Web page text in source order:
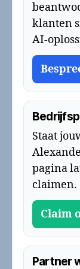
klanten
AI-
Staat
pagina
claimen.
Claim
Partner